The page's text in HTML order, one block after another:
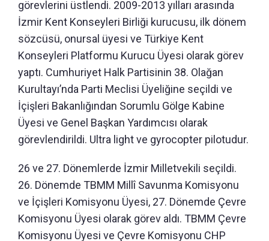
görevlerini üstlendi. 2009-2013 yılları arasında
İzmir Kent Konseyleri Birliği kurucusu, ilk dönem
sözcüsü, onursal üyesi ve Türkiye Kent
Konseyleri Platformu Kurucu Üyesi olarak görev
yaptı. Cumhuriyet Halk Partisinin 38. Olağan
Kurultayı’nda Parti Meclisi Üyeliğine seçildi ve
İçişleri Bakanlığından Sorumlu Gölge Kabine
Üyesi ve Genel Başkan Yardımcısı olarak
görevlendirildi. Ultra light ve gyrocopter pilotudur.
26 ve 27. Dönemlerde İzmir Milletvekili seçildi.
26. Dönemde TBMM Millî Savunma Komisyonu
ve İçişleri Komisyonu Üyesi, 27. Dönemde Çevre
Komisyonu Üyesi olarak görev aldı. TBMM Çevre
Komisyonu Üyesi ve Çevre Komisyonu CHP